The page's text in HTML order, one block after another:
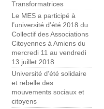
Transformatrices
Le MES a participé à
l’université d’été 2018 du
Collectif des Associations
Citoyennes à Amiens du
mercredi 11 au vendredi
13 juillet 2018
Université d’été solidaire
et rebelle des
mouvements sociaux et
citoyens